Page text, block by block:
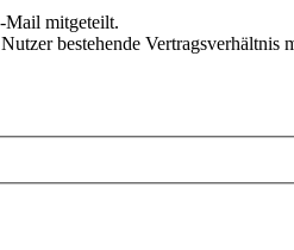
Mail mitgeteilt.
bestehende Vertragsverhältnis